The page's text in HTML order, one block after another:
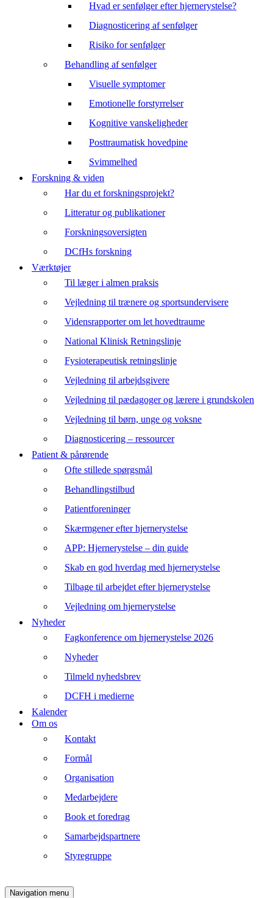
Hvad er senfølger efter hjernerystelse?
Diagnosticering af senfølger
Risiko for senfølger
Behandling af senfølger
Visuelle symptomer
Emotionelle forstyrrelser
Kognitive vanskeligheder
Posttraumatisk hovedpine
Svimmelhed
Forskning & viden
Har du et forskningsprojekt?
Litteratur og publikationer
Forskningsoversigten
DCfHs forskning
Værktøjer
Til læger i almen praksis
Vejledning til trænere og sportsundervisere
Vidensrapporter om let hovedtraume
National Klinisk Retningslinje
Fysioterapeutisk retningslinje
Vejledning til arbejdsgivere
Vejledning til pædagoger og lærere i grundskolen
Vejledning til børn, unge og voksne
Diagnosticering – ressourcer
Patient & pårørende
Ofte stillede spørgsmål
Behandlingstilbud
Patientforeninger
Skærmgener efter hjernerystelse
APP: Hjernerystelse – din guide
Skab en god hverdag med hjernerystelse
Tilbage til arbejdet efter hjernerystelse
Vejledning om hjernerystelse
Nyheder
Fagkonference om hjernerystelse 2026
Nyheder
Tilmeld nyhedsbrev
DCFH i medierne
Kalender
Om os
Kontakt
Formål
Organisation
Medarbejdere
Book et foredrag
Samarbejdspartnere
Styregruppe
Navigation menu